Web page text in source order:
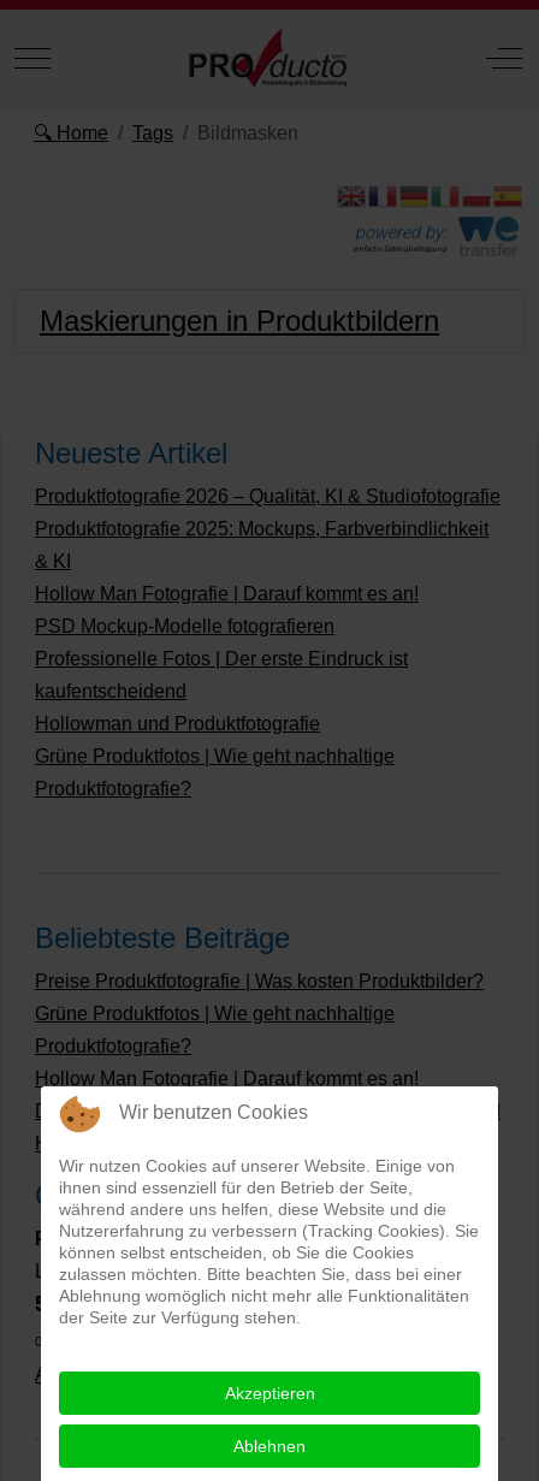
Mobile Menu Toggle Off-
🔍 Home Tags Bildmasken
powered by:
einfache Datenübertragung
Maskierungen in Produktbildern
Neueste Artikel
Produktfotografie 2026 – Qualität, KI & Studiofotografie
Produktfotografie 2025: Mockups, Farbverbindlichkeit
& KI
Hollow Man Fotografie | Darauf kommt es an!
PSD Mockup-Modelle fotografieren
Professionelle Fotos | Der erste Eindruck ist
kaufentscheidend
Hollowman und Produktfotografie
Grüne Produktfotos | Wie geht nachhaltige
Produktfotografie?
Beliebteste Beiträge
Preise Produktfotografie | Was kosten Produktbilder?
Grüne Produktfotos | Wie geht nachhaltige
Produktfotografie?
Hollow Man Fotografie | Darauf kommt es an!
Dateiformate und Bilder mit transparentem Hintergrund
Hollowman und Produktfotografie
Google Rezensionen
PRO-ducto GmbH, Fotografie und Bildbearbeitung in
Lichtenau
5,0⭐⭐⭐⭐⭐ bei144 Google-Rezensionen (Stand
02.01.2026)
Alle Rezensionen ansehen|Bewertung abgeben
Wir benutzen Cookies
Wir nutzen Cookies auf unserer Website. Einige von
ihnen sind essenziell für den Betrieb der Seite,
während andere uns helfen, diese Website und die
Nutzererfahrung zu verbessern (Tracking Cookies). Sie
können selbst entscheiden, ob Sie die Cookies
zulassen möchten. Bitte beachten Sie, dass bei einer
Ablehnung womöglich nicht mehr alle Funktionalitäten
der Seite zur Verfügung stehen.
Akzeptieren
Ablehnen